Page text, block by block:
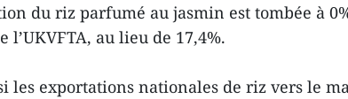
du riz parfumé au jasmin est tombée à
l’UKVFTA, au lieu de 17,4%.
les exportations nationales de riz vers le